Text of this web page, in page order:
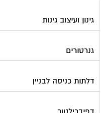
גינון ועיצוב גינות
גנרטורים
דלתות כניסה לבניין